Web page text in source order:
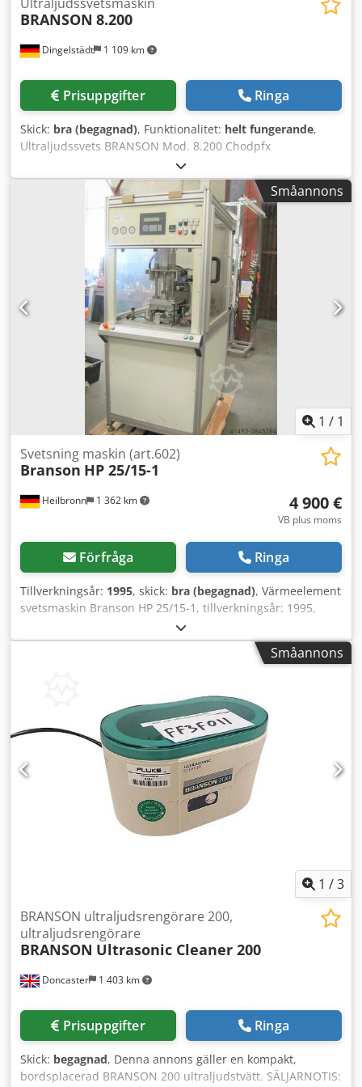
Dingelstädt 1 109 km
BRANSON 8.200
Prisuppgifter Ringa
Skick: bra (begagnad), Funktionalitet: helt fungerande,
Ultraljudssvets BRANSON Mod. 8.200 Chodpfx
Småannons
1 / 1
Heilbronn 1 362 km
Svetsning maskin (art.602)
Branson HP 25/15-1
4 900 €
VB plus moms
Förfråga Ringa
Tillverkningsår: 1995, skick: bra (begagnad), Värmeelement
svetsmaskin Branson HP 25/15-1, tillverkningsår: 1995,
pris: 4.900 €, kontaktperson: Herr Rainer Eckerle
Chodpfxsdzngfo Adioa
Småannons
1 /3
Doncaster 1 403 km
BRANSON ultraljudsrengörare 200,
ultraljudsrengörare
BRANSON Ultrasonic Cleaner 200
Prisuppgifter Ringa
Skick: begagnad, Denna annons gäller en kompakt,
bordsplacerad BRANSON 200 ultraljudstvätt. SÄLJARNOTIS: